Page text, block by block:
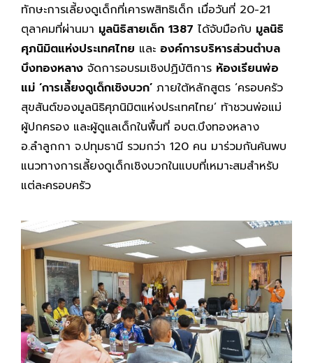
ทักษะการเลี้ยงดูเด็กที่เคารพสิทธิเด็ก เมื่อวันที่ 20-21
ตุลาคมที่ผ่านมา มูลนิธิสายเด็ก 1387 ได้จับมือกับ มูลนิธิ
ศุภนิมิตแห่งประเทศไทย และ องค์การบริหารส่วนตำบล
บึงทองหลาง จัดการอบรมเชิงปฏิบัติการ ห้องเรียนพ่อ
แม่ ‘การเลี้ยงดูเด็กเชิงบวก’ ภายใต้หลักสูตร ‘ครอบครัว
สุขสันต์ของมูลนิธิศุภนิมิตแห่งประเทศไทย’ ท้าชวนพ่อแม่
ผู้ปกครอง และผู้ดูแลเด็กในพื้นที่ อบต.บึงทองหลาง
อ.ลำลูกกา จ.ปทุมธานี รวมกว่า 120 คน มาร่วมกันค้นพบ
แนวทางการเลี้ยงดูเด็กเชิงบวกในแบบที่เหมาะสมสำหรับ
แต่ละครอบครัว